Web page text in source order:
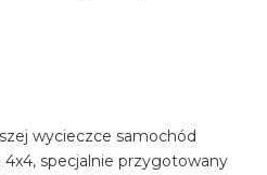
wycieczce samochód
specjalnie przygotowany